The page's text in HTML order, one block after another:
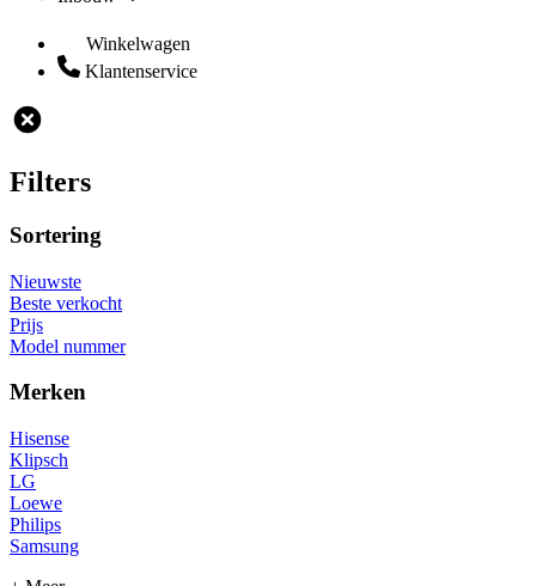
Winkelwagen
Klantenservice
Filters
Sortering
Nieuwste
Beste verkocht
Prijs
Model nummer
Merken
Hisense
Klipsch
LG
Loewe
Philips
Samsung